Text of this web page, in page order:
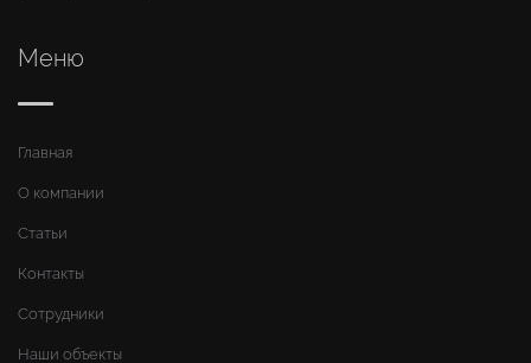
Меню
Главная
О компании
Статьи
Контакты
Сотрудники
Наши объекты